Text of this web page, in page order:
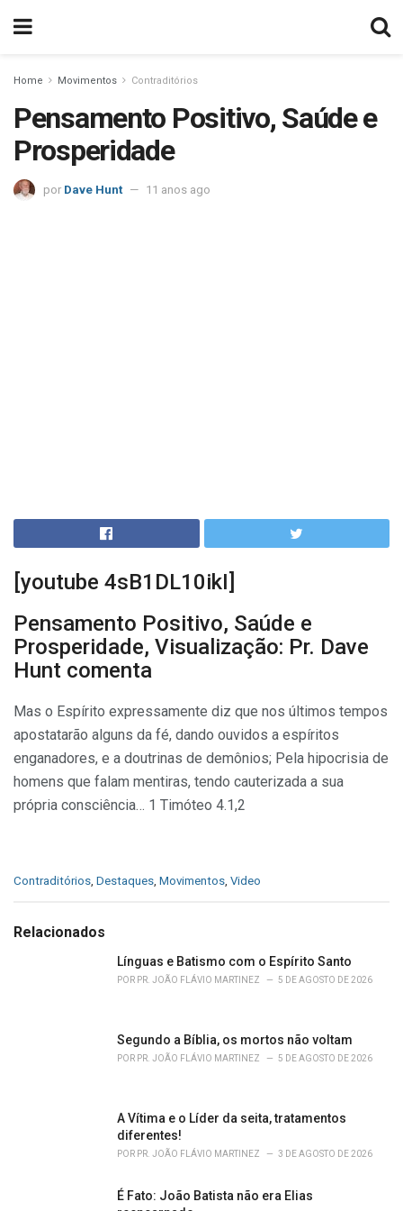
Home Movimentos Contraditórios
Pensamento Positivo, Saúde e
Prosperidade
por Dave Hunt 11 anos ago
[youtube 4sB1DL10ikI]
Pensamento Positivo, Saúde e
Prosperidade, Visualização: Pr. Dave
Hunt comenta
Mas o Espírito expressamente diz que nos últimos tempos
apostatarão alguns da fé, dando ouvidos a espíritos
enganadores, e a doutrinas de demônios; Pela hipocrisia de
homens que falam mentiras, tendo cauterizada a sua
própria consciência… 1 Timóteo 4.1,2
C
e
Contraditórios, Destaques, Movimentos, Video
Relacionados
Línguas e Batismo com o Espírito Santo
POR PR. JOÃO FLÁVIO MARTINEZ 5 DE AGOSTO DE 2026
Segundo a Bíblia, os mortos não voltam
POR PR. JOÃO FLÁVIO MARTINEZ 5 DE AGOSTO DE 2026
A Vítima e o Líder da seita, tratamentos
diferentes!
POR PR. JOÃO FLÁVIO MARTINEZ 3 DE AGOSTO DE 2026
É Fato: João Batista não era Elias